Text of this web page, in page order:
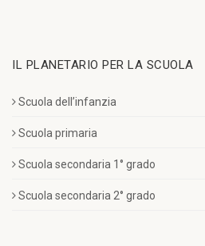
IL PLANETARIO PER LA SCUOLA
Scuola dell’infanzia
Scuola primaria
Scuola secondaria 1° grado
Scuola secondaria 2° grado